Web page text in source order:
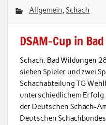
Allgemein,Schach
DSAM-Cup in
Schach: Bad Wildungen
sieben Spieler und zwei
Schachabteilung TG
unterschiedlichem
der Deutschen Schach-
Deutschen